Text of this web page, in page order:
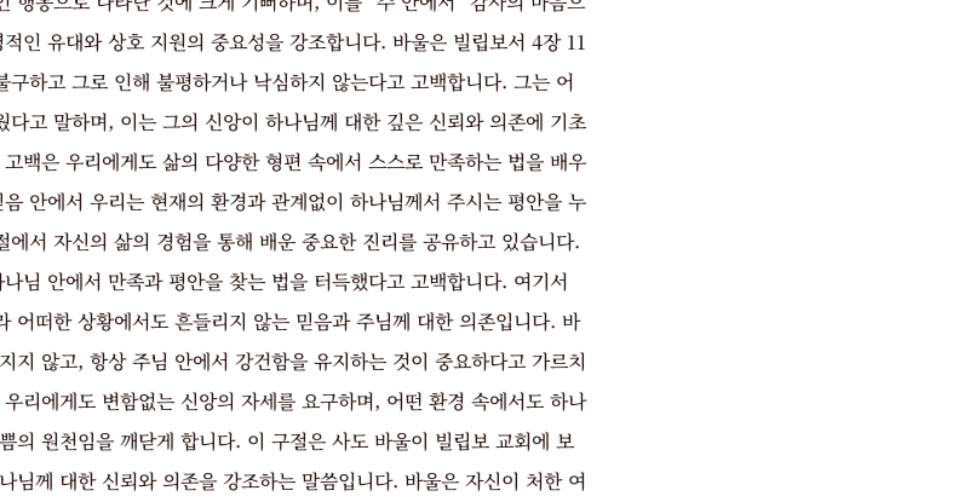
인 유대와 상호 지원의 중요성을 강조합니다. 바울은 빌립보서 4장 11
구하고 그로 인해 불평하거나 낙심하지 않는다고 고백합니다. 그는 어
다고 말하며, 이는 그의 신앙이 하나님께 대한 깊은 신뢰와 의존에 기초
백은 우리에게도 삶의 다양한 형편 속에서 스스로 만족하는 법을 배우
안에서 우리는 현재의 환경과 관계없이 하나님께서 주시는 평안을 누
서 자신의 삶의 경험을 통해 배운 중요한 진리를 공유하고 있습니다.
님 안에서 만족과 평안을 찾는 법을 터득했다고 고백합니다. 여기서
어떠한 상황에서도 흔들리지 않는 믿음과 주님께 대한 의존입니다. 바
지 않고, 항상 주님 안에서 강건함을 유지하는 것이 중요하다고 가르치
리에게도 변함없는 신앙의 자세를 요구하며, 어떤 환경 속에서도 하나
의 원천임을 깨닫게 합니다. 이 구절은 사도 바울이 빌립보 교회에 보
님께 대한 신뢰와 의존을 강조하는 말씀입니다. 바울은 자신이 처한 여